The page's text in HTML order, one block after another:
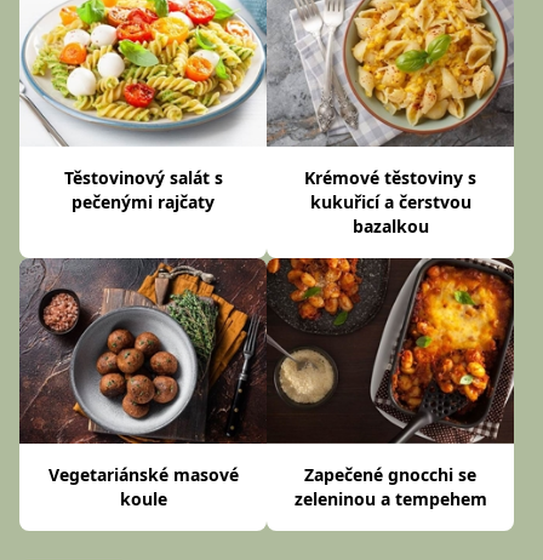
Těstovinový salát s
pečenými rajčaty
Krémové těstoviny s
kukuřicí a čerstvou
bazalkou
Vegetariánské masové
koule
Zapečené gnocchi se
zeleninou a tempehem